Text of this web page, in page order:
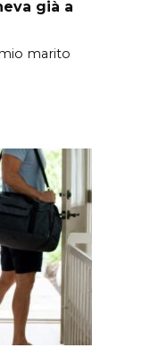
già a
marito